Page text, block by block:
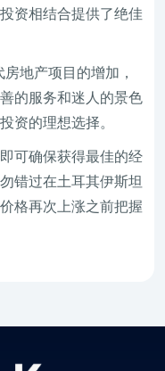
资相结合提供了绝佳
地产项目的增加，
的服务和迷人的景色
资的理想选择。
可确保获得最佳的经
错过在土耳其伊斯坦
格再次上涨之前把握